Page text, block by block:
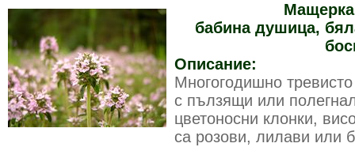
бабина душица,
Описание:
Многогодишно
с пълзящи или
цветоносни клонки,
са розови, лилави или